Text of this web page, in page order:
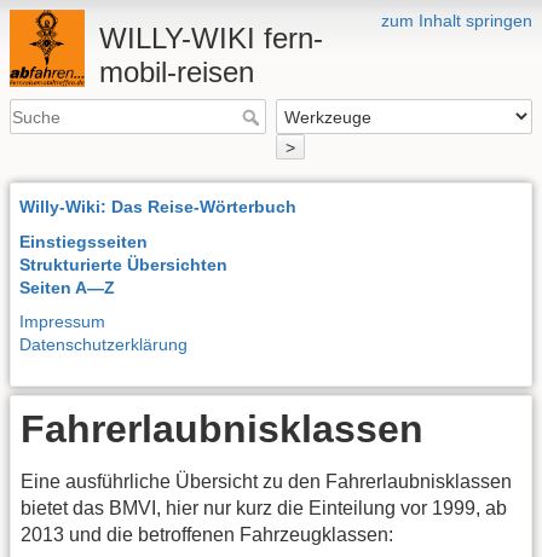
zum Inhalt springen
WILLY-WIKI fern-
mobil-reisen
>
Willy-Wiki: Das Reise-Wörterbuch
Einstiegsseiten
Strukturierte Übersichten
Seiten A—Z
Impressum
Datenschutzerklärung
Fahrerlaubnisklassen
Eine ausführliche Übersicht zu den Fahrerlaubnisklassen
bietet das BMVI, hier nur kurz die Einteilung vor 1999, ab
2013 und die betroffenen Fahrzeugklassen: